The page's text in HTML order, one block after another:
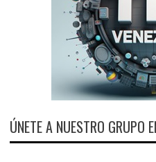
ÚNETE A NUESTRO GRUPO